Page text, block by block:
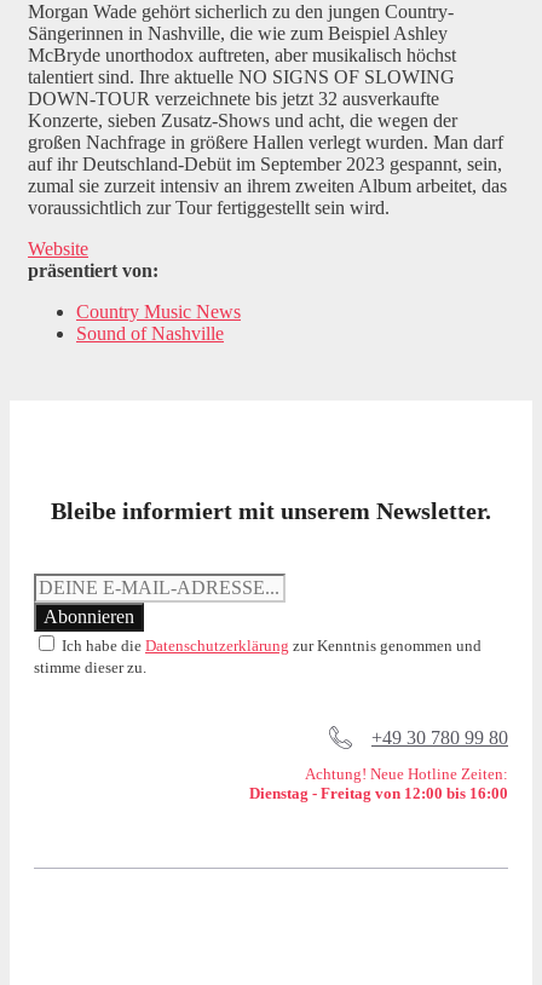
Morgan Wade gehört sicherlich zu den jungen Country-
Sängerinnen in Nashville, die wie zum Beispiel Ashley
McBryde unorthodox auftreten, aber musikalisch höchst
talentiert sind. Ihre aktuelle NO SIGNS OF SLOWING
DOWN-TOUR verzeichnete bis jetzt 32 ausverkaufte
Konzerte, sieben Zusatz-Shows und acht, die wegen der
großen Nachfrage in größere Hallen verlegt wurden. Man darf
auf ihr Deutschland-Debüt im September 2023 gespannt, sein,
zumal sie zurzeit intensiv an ihrem zweiten Album arbeitet, das
voraussichtlich zur Tour fertiggestellt sein wird.
Website
präsentiert von:
Country Music News
Sound of Nashville
Bleibe informiert mit unserem Newsletter.
Ich habe die Datenschutzerklärung zur Kenntnis genommen und
stimme dieser zu.
+49 30 780 99 80
Achtung! Neue Hotline Zeiten:
Dienstag - Freitag von 12:00 bis 16:00